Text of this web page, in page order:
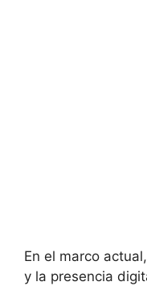
En el marco
y la presencia